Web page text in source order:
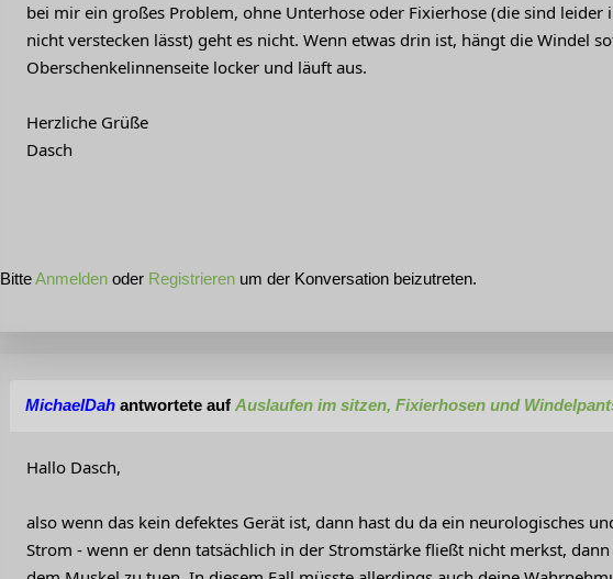
bei mir ein großes Problem, ohne Unterhose oder Fixierhose (die sind
nicht verstecken lässt) geht es nicht. Wenn etwas drin ist, hängt die Windel
Oberschenkelinnenseite locker und läuft aus.
Herzliche Grüße
Dasch
BitteAnmelden oder Registrieren um der Konversation beizutreten.
MichaelDah antwortete auf Auslaufen im sitzen, Fixierhosen und
Hallo Dasch,
also wenn das kein defektes Gerät ist, dann hast du da ein neurologisches
Strom - wenn er denn tatsächlich in der Stromstärke fließt nicht merkst,